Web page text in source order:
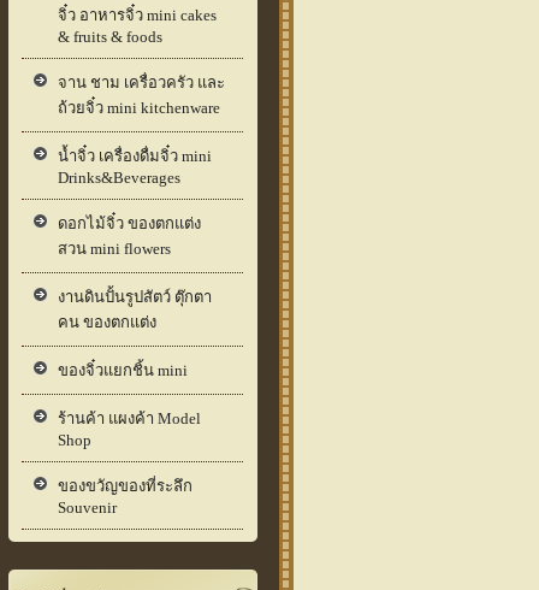
จิ๋ว อาหารจิ๋ว mini cakes
& fruits & foods
จาน ชาม เครื่อวครัว และ
ถ้วยจิ๋ว mini kitchenware
น้ำจิ๋ว เครื่องดื่มจิ๋ว mini
Drinks&Beverages
ดอกไม้จิ๋ว ของตกแต่ง
สวน mini flowers
งานดินปั้นรูปสัตว์ ตุ๊กตา
คน ของตกแต่ง
ของจิ๋วแยกชิ้น mini
ร้านค้า แผงค้า Model
Shop
ของขวัญของที่ระลึก
Souvenir